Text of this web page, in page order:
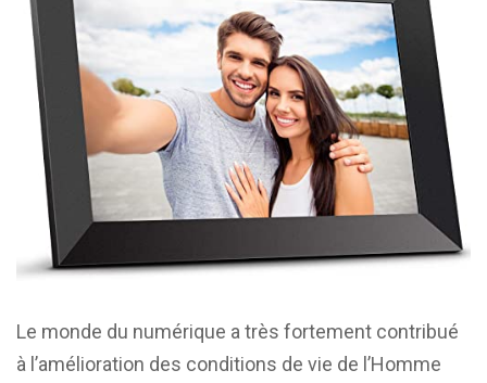
Le monde du numérique a très fortement contribué
à l’amélioration des conditions de vie de l’Homme